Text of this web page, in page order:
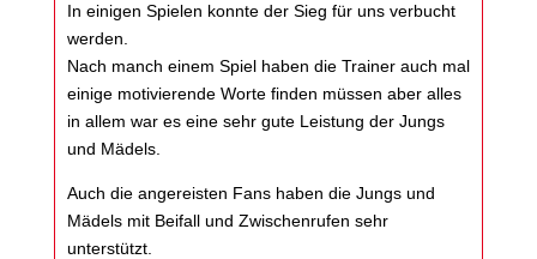
In einigen Spielen konnte der Sieg für uns verbucht
werden.
Nach manch einem Spiel haben die Trainer auch mal
einige motivierende Worte finden müssen aber alles
in allem war es eine sehr gute Leistung der Jungs
und Mädels.
Auch die angereisten Fans haben die Jungs und
Mädels mit Beifall und Zwischenrufen sehr
unterstützt.